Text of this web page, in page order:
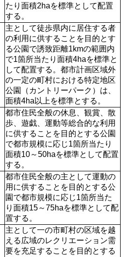
たり面積2haを標準として配置
する。
主として徒歩県内に居住する者
の利用に供することを目的とす
る公園で誘致距離1kmの範囲内
で1箇所当たり面積4haを標準と
して配置する。都市計画区域外
の一定の町村における特定地区
公園（カントリーパーク）は、
面積4ha以上を標準とする。
都市住民全般の休息、観賞、散
歩、遊戯、運動等総合的な利用
に供することを目的とする公園
で都市規模に応じ1箇所当たり
面積10～50haを標準として配置
する。
都市住民全般の主として運動の
用に供することを目的とする公
園で都市規模に応じ1箇所当た
り面積15～75haを標準として配
置する。
主として一の市町村の区域を越
える広域のレクリエーション需
要を充足することを目的とする